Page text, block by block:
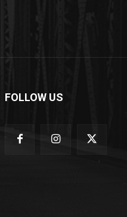
FOLLOW US